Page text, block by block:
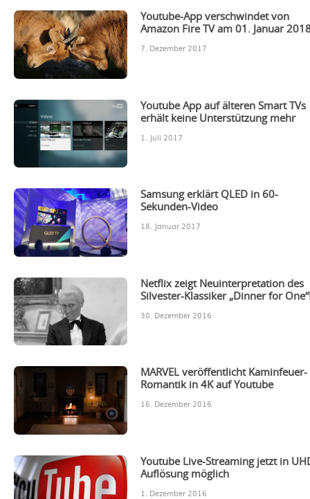
Youtube-App verschwindet von
Amazon Fire TV am 01. Januar
7. Dezember 2017
Youtube App auf älteren Smart TVs
erhält keine Unterstützung mehr
1. Juli 2017
Samsung erklärt QLED in 60-
Sekunden-Video
18. Januar 2017
Netflix zeigt Neuinterpretation des
Silvester-Klassiker „Dinner for
30. Dezember 2016
MARVEL veröffentlicht Kaminfeuer-
Romantik in 4K auf Youtube
16. Dezember 2016
Youtube Live-Streaming jetzt in
Auflösung möglich
1. Dezember 2016